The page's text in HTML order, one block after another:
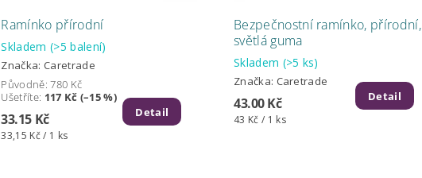
Ramínko přírodní
Skladem (>5 balení)
Značka: Caretrade
Původně:780 Kč
Ušetříte: 117 Kč (–15 %)
33.15 Kč
33,15 Kč / 1 ks
Detail
Bezpečnostní ramínko, přírodní,
světlá guma
Skladem (>5 ks)
Značka: Caretrade
43.00 Kč
43 Kč / 1 ks
Detail